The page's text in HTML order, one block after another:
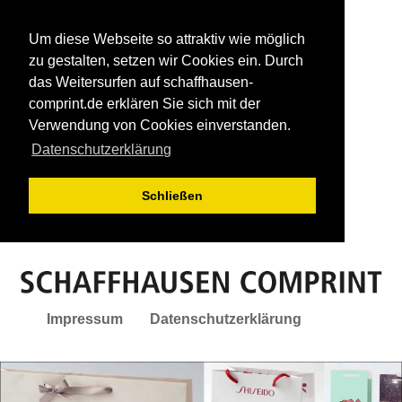
Um diese Webseite so attraktiv wie möglich
zu gestalten, setzen wir Cookies ein. Durch
das Weitersurfen auf schaffhausen-
comprint.de erklären Sie sich mit der
Verwendung von Cookies einverstanden.
Datenschutzerklärung
Schließen
Impressum Datenschutzerklärung